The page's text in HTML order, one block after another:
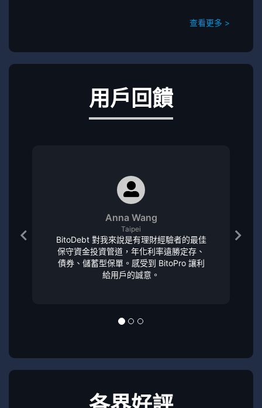
查看更多 >
用戶回饋
Anna Wang
Taipei
BitoDebt 對我來說是有理財經驗者的最佳
保守資金投資管道，年化利率遠勝定存、
債券、儲蓄型保單。感受到 BitoPro 讓利
給用戶的誠意。